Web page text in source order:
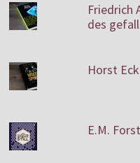
Friedrich
des
Horst
E.M.